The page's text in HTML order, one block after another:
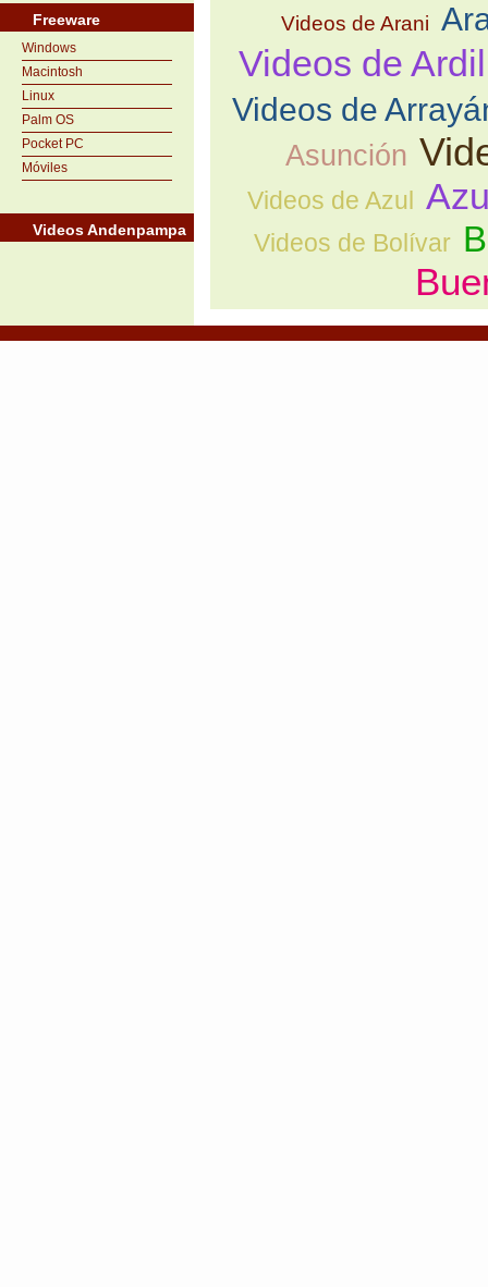
Freeware
Windows
Macintosh
Linux
Palm OS
Pocket PC
Móviles
Videos Andenpampa
Videos de Arani
Videos de
Videos de
Asunción
Videos de Azul
Videos de Bolívar